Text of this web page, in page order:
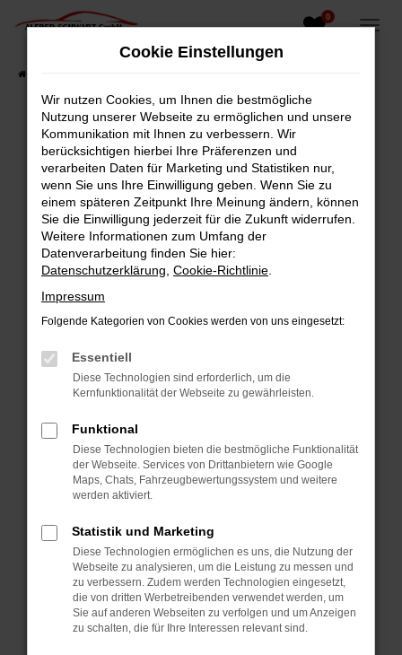
Zum
0
Fehler: Network Error
Beim Laden ist ein Fehler aufgetreten.
Hier sind ein paar Tipps, die dir helfen können:
Überprüfe deine Firewall und deine
Internetverbindung.
Laden andere Webseiten, zum Beispiel deine
Suchmaschine?
Prüfe deine Browsererweiterungen.
Manche Erweiterungen, wie Werbeblocker,
können das Laden bestimmter Seiten
verhindern. Funktioniert die Seite in einem
Fenster?
Starte dein Gerät neu.
Das kann manchmal helfen, vorübergehende
Probleme zu beheben.
Betriebssystem auf dem neuesten Stand
sind.
Veraltete Software birgt nicht nur ein
Sicherheitsrisiko, sondern kann auch dazu
führen, dass bestimmte Funktionen nicht mehr
unterstützt werden.
Cookie Einstellungen
Wir nutzen Cookies, um Ihnen die bestmögliche
Nutzung unserer Webseite zu ermöglichen und unsere
Kommunikation mit Ihnen zu verbessern. Wir
berücksichtigen hierbei Ihre Präferenzen und
verarbeiten Daten für Marketing und Statistiken nur,
wenn Sie uns Ihre Einwilligung geben. Wenn Sie zu
einem späteren Zeitpunkt Ihre Meinung ändern, können
Sie die Einwilligung jederzeit für die Zukunft widerrufen.
Weitere Informationen zum Umfang der
Datenverarbeitung finden Sie hier:
Datenschutzerklärung Cookie-Richtlinie
Impressum
Folgende Kategorien von Cookies werden von uns eingesetzt:
Essentiell
Diese Technologien sind erforderlich, um die
Kernfunktionalität der Webseite zu gewährleisten.
Funktional
Diese Technologien bieten die bestmögliche Funktionalität
der Webseite. Services von Drittanbietern wie Google
Maps, Chats, Fahrzeugbewertungssystem und weitere
werden aktiviert.
Statistik und Marketing
Diese Technologien ermöglichen es uns, die Nutzung der
Webseite zu analysieren, um die Leistung zu messen und
zu verbessern. Zudem werden Technologien eingesetzt,
die von dritten Werbetreibenden verwendet werden, um
Sie auf anderen Webseiten zu verfolgen und um Anzeigen
zu schalten, die für Ihre Interessen relevant sind.